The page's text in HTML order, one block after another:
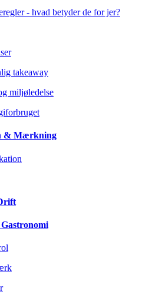
- hvad betyder de for jer?
takeaway
miljøledelse
& Mærkning